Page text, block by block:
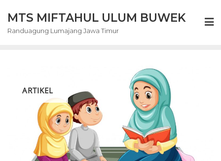
content
MTS MIFTAHUL ULUM BUWEK
Randuagung Lumajang Jawa Timur
ARTIKEL